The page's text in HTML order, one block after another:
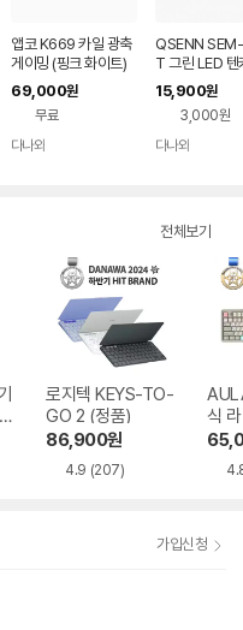
앱코 K669 카일 광축
게이밍 (핑크 화이트)
69,000원
무료
다나와
QSENN
T 그린 LED 텐
15,900원
3,000원
다나와
전체보기
로지텍 KEYS-TO-
GO 2 (정품)
86,900원
4.9 (207)
식
가입신청